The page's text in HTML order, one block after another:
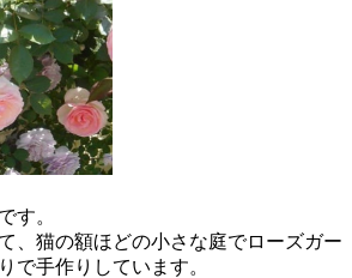
す。
、猫の額ほどの小さな庭でローズガー
で手作りしています。